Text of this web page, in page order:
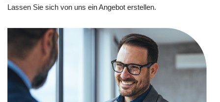
Lassen Sie sich von uns ein Angebot erstellen.